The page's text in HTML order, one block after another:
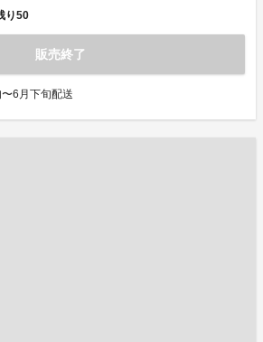
り50
販売終了
6月下旬配送